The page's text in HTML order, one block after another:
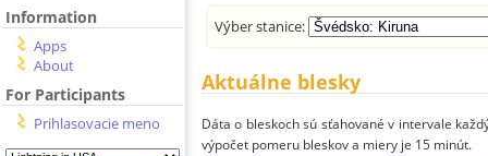
Information
Apps
About
For Participants
Prihlasovacie meno
Výber stanice:
Aktuálne blesky
Dáta o bleskoch sú sťahované v intervale
výpočet pomeru bleskov a miery je 15 minút.